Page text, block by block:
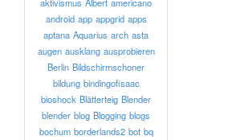
android app appgrid apps
aptana Aquarius arch asta
augen ausklang ausprobieren
Berlin Bildschirmschoner
bildung bindingofisaac
bioshock Blätterteig Blender
blender blog Blogging blogs
bochum borderlands2 bot bq